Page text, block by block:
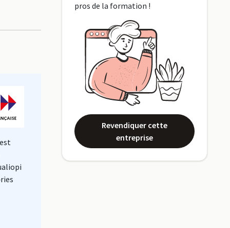
pros de la formation !
Revendiquer cette
entreprise